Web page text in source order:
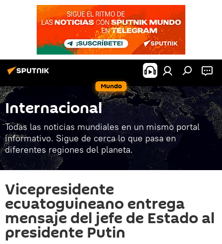
Mundo
Internacional
Todas las noticias mundiales en un mismo portal
informativo. Sigue de cerca lo que pasa en
diferentes regiones del planeta.
Vicepresidente
ecuatoguineano entrega
mensaje del jefe de Estado al
presidente Putin